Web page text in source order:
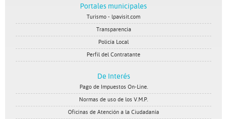
Portales municipales
Turismo - lpavisit.com
Transparencia
Policía Local
Perfil del Contratante
De Interés
Pago de Impuestos On-Line.
Normas de uso de los V.M.P.
Oficinas de Atención a la Ciudadanía